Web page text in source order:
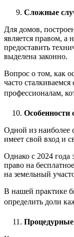
Сложные
Для домов,
является правом, а
предоставить
выделена законно.
Вопрос о том, как
часто
профессионалам,
Одной из наиболее
имеет свой вход и
Однако с 2024
право на
на земельный
В нашей практике
определить доли